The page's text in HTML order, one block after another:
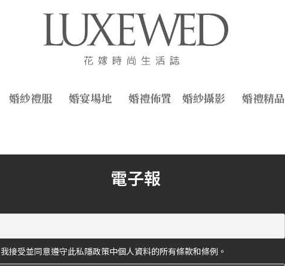
婚紗禮服 婚宴場地 婚禮佈置 婚紗攝影 婚禮精品
電子報
我接受並同意遵守此私隱政策中個人資料的所有條款和條例。